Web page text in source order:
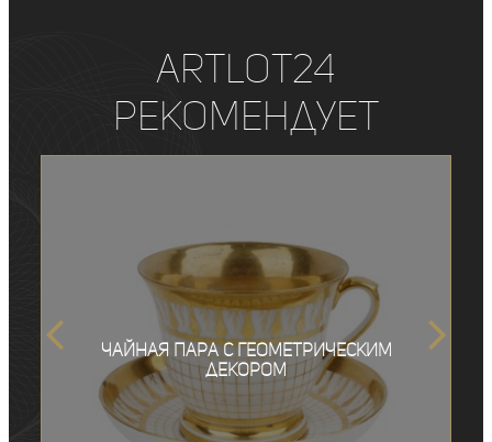
ArtLot24
рекомендует
Чайная пара c геометрическим
декором